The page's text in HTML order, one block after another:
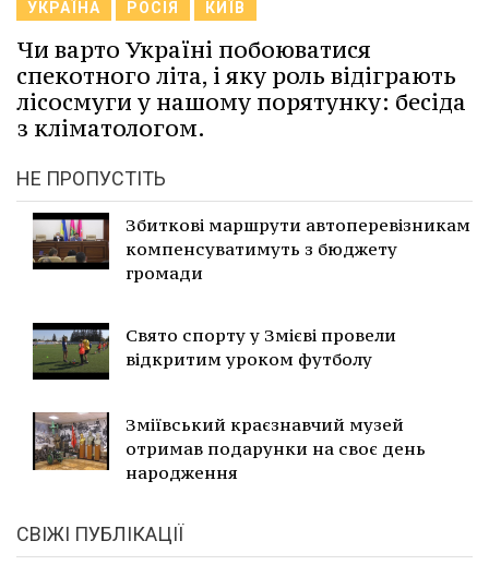
УКРАЇНА РОСІЯ КИЇВ
Чи варто Україні побоюватися
спекотного літа, і яку роль відіграють
лісосмуги у нашому порятунку: бесіда
з кліматологом.
НЕ ПРОПУСТІТЬ
Збиткові маршрути автоперевізникам
компенсуватимуть з бюджету
громади
Свято спорту у Змієві провели
відкритим уроком футболу
Зміївський краєзнавчий музей
отримав подарунки на своє день
народження
СВІЖІ ПУБЛІКАЦІЇ